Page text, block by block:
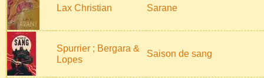
Lax Christian Sarane
Spurrier ; Bergara &
Lopes
Saison de sang